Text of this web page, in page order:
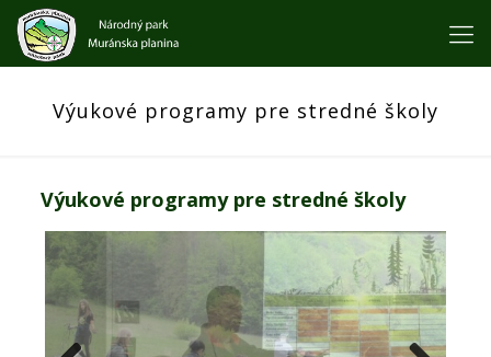
Výukové programy pre stredné školy
Výukové programy pre stredné školy